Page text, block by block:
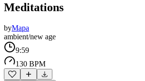
Meditations
byMapa
ambient/new age
9:59
130 BPM